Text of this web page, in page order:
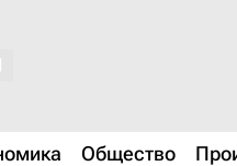
Общество